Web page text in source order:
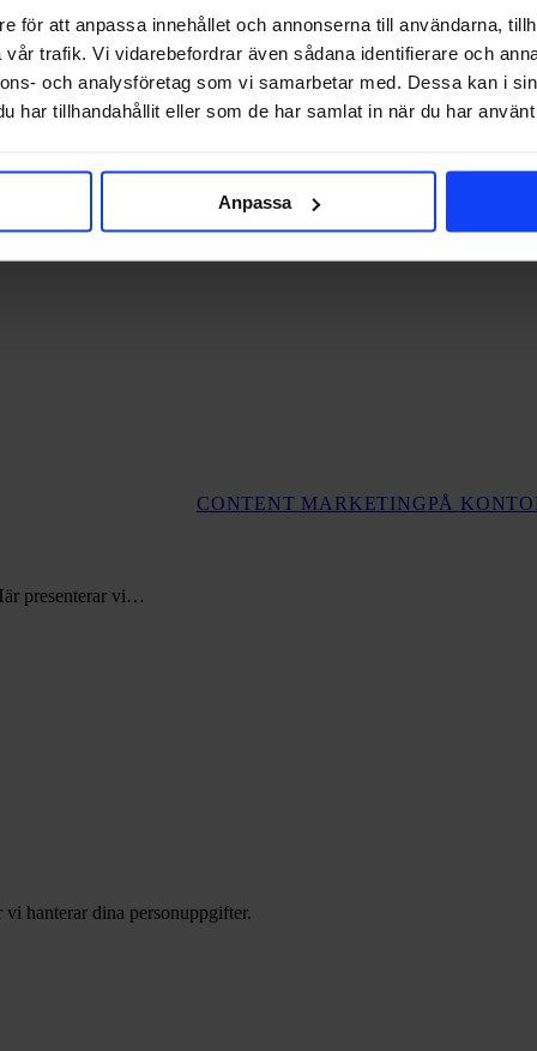
för att anpassa innehållet och annonserna till användarna,
trafik. Vi vidarebefordrar även sådana identifierare och
och analysföretag som vi samarbetar med. Dessa kan i
har tillhandahållit eller som de har samlat in när du har
Anpassa
CONTENT MARKETINGPÅ
presenterar vi…
vi hanterar dina personuppgifter.